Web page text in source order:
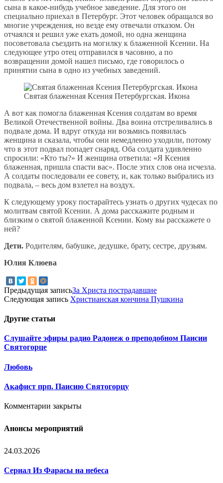
сына в какое-нибудь учебное заведение. Для этого он
специально приехал в Петербург. Этот человек обращался во
многие учреждения, но везде ему отвечали отказом. Он
отчаялся и решил уже ехать домой, но одна женщина
посоветовала съездить на могилку к блаженной Ксении. На
следующее утро отец отправился в часовню, а по
возвращении домой нашел письмо, где говорилось о
принятии сына в одно из учебных заведений.
Святая блаженная Ксения Петербургская. Икона
А вот как помогла блаженная Ксения солдатам во время
Великой Отечественной войны. Два воина отстреливались в
подвале дома. И вдруг откуда ни возьмись появилась
женщина и сказала, чтобы они немедленно уходили, потому
что в этот подвал попадет снаряд. Оба солдата удивленно
спросили: «Кто ты?» И женщина ответила: «Я Ксения
блаженная, пришла спасти вас». После этих слов она исчезла.
А солдаты последовали ее совету, и, как только выбрались из
подвала, – весь дом взлетел на воздух.
К следующему уроку постарайтесь узнать о других чудесах по
молитвам святой Ксении. А дома расскажите родным и
близким о святой блаженной Ксении. Кому вы расскажете о
ней?
Дети. Родителям, бабушке, дедушке, брату, сестре, друзьям.
Юлия Клюева
Предыдущая записьЗа Христа пострадавшие
Следующая запись Христианская кончина Пушкина
Другие статьи
Слушайте эфиры радио Радонеж о преподобном Паисии
Святогорце
Любовь
Акафист прп. Паисию Святогорцу
Комментарии закрыты
Анонсы мероприятий
24.03.2026
Сериал Из Фарасы на небеса